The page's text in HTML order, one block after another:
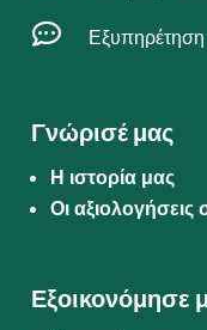

Γνώρισέ μας
Η ιστορία μας
Οι
Εξοικονόμησε